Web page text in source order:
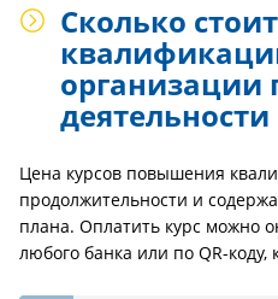
Сколько
организации
Цена курсов повышения
продолжительности и
плана. Оплатить курс можно
любого банка или по QR-